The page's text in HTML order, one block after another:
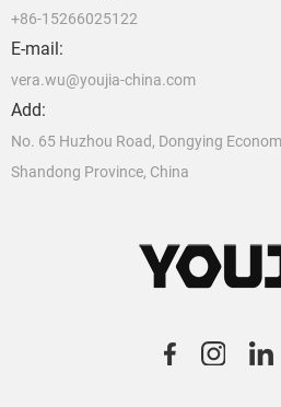
+86-15266025122
E-mail:
vera.wu@youjia-china.com
Add:
No. 65 Huzhou Road, Dongying
Shandong Province, China